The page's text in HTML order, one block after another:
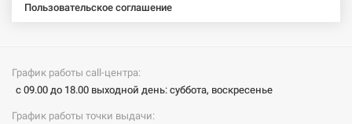
Пользовательское соглашение
График работы call-центра:
с 09.00 до 18.00 выходной день: суббота, воскресенье
График работы точки выдачи: